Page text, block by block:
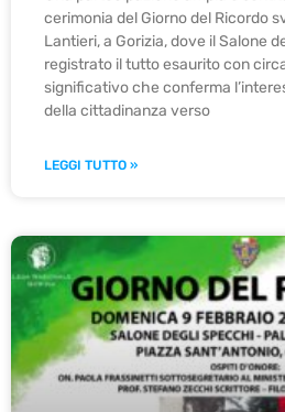
cerimonia del Giorno del Ricordo
Lantieri, a Gorizia, dove il Salone
registrato il tutto esaurito con
significativo che conferma
della cittadinanza verso
LEGGI TUTTO »